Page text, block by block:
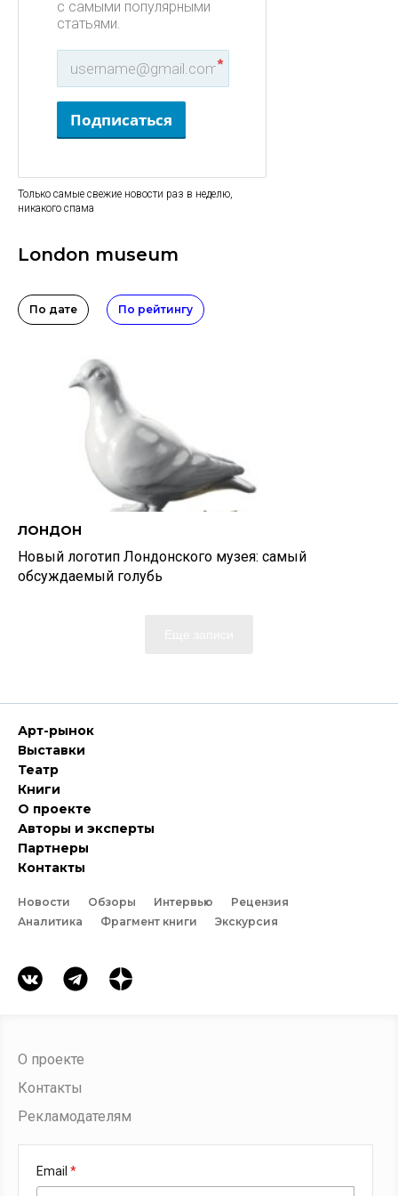
с самыми популярными
статьями.
*
Подписаться
Только самые свежие новости раз в неделю,
никакого спама
London museum
По дате По рейтингу
ЛОНДОН
Новый логотип Лондонского музея: самый
обсуждаемый голубь
Арт-рынок
Выставки
Театр
Книги
О проекте
Авторы и эксперты
Партнеры
Контакты
Новости Обзоры Интервью
Рецензия
Аналитика
Фрагмент книги Экскурсия
О проекте
Контакты
Рекламодателям
Email